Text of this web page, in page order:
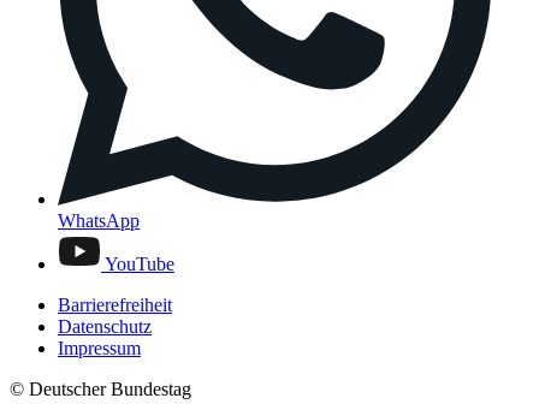
WhatsApp
YouTube
Barrierefreiheit
Datenschutz
Impressum
© Deutscher Bundestag